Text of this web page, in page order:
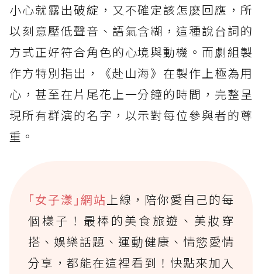
小心就露出破綻，又不確定該怎麼回應，所
以刻意壓低聲音、語氣含糊，這種說台詞的
方式正好符合角色的心境與動機。而劇組製
作方特別指出，《赴山海》在製作上極為用
心，甚至在片尾花上一分鐘的時間，完整呈
現所有群演的名字，以示對每位參與者的尊
重。
｢女子漾｣網站 上線，陪你愛自己的每
個樣子！最棒的美食旅遊、美妝穿
搭、娛樂話題、運動健康、情慾愛情
分享，都能在這裡看到！快點來加入